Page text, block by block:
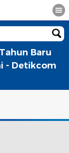
Baru
- Detikcom